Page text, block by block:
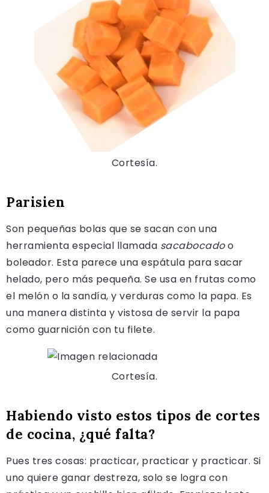
Cortesía.
Parisien
Son pequeñas bolas que se sacan con una
herramienta especial llamada sacabocadoo
boleador. Esta parece una espátula para sacar
helado, pero más pequeña. Se usa en frutas como
el melón o la sandía, y verduras como la papa. Es
una manera distinta y vistosa de servir la papa
como guarnición con tu filete.
Cortesía.
Habiendo visto estos tipos de cortes
de cocina, ¿qué falta?
Pues tres cosas: practicar, practicar y practicar. Si
uno quiere ganar destreza, solo se logra con